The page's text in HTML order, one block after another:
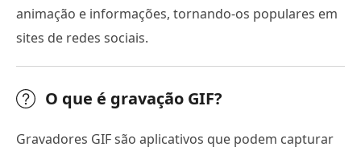
animação e informações, tornando-os populares em
sites de redes sociais.
O que é gravação GIF?
Gravadores GIF são aplicativos que podem capturar